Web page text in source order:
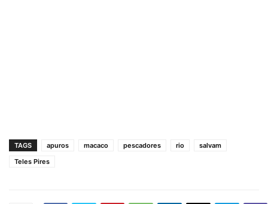
TAGS apuros macaco pescadores rio
salvam
Teles Pires